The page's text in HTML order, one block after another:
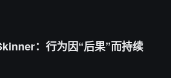
：行为因“后果”而持续